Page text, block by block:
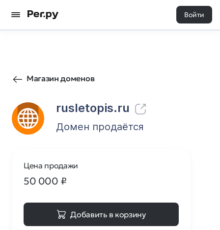
Войти
Магазин доменов
rusletopis.ru
3234 0
Домен продаётся
Цена продажи
50 000 ₽
Добавить в корзину